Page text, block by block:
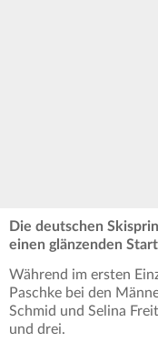
Die deutschen
einen glänzenden
Während im ersten
Paschke bei den
Schmid und Selina
und drei.